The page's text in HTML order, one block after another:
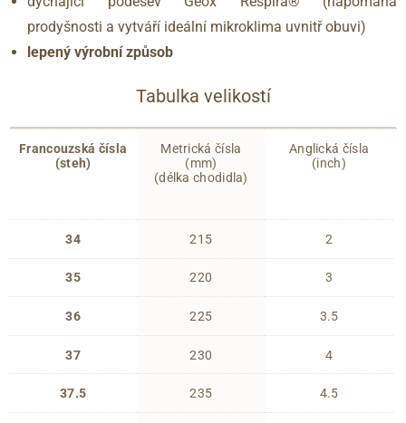
prodyšnosti a vytváří ideální mikroklima uvnitř obuvi)
lepený výrobní způsob
Tabulka velikostí
Francouzská čísla
(steh)
34
35
36
37
37.5
Metrická čísla
(mm)
(délka chodidla)
215
220
225
230
235
Anglická čísla
(inch)
2
3
3.5
4
4.5